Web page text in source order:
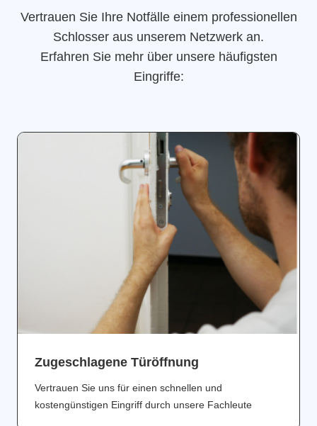
Vertrauen Sie Ihre Notfälle einem professionellen
Schlosser aus unserem Netzwerk an.
Erfahren Sie mehr über unsere häufigsten
Eingriffe:
Zugeschlagene Türöffnung
Vertrauen Sie uns für einen schnellen und
kostengünstigen Eingriff durch unsere Fachleute